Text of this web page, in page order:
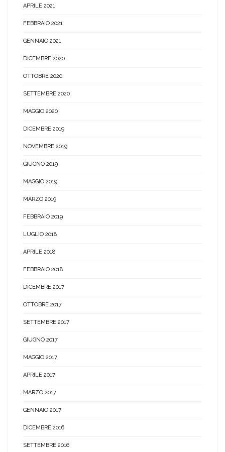
APRILE 2021
FEBBRAIO 2021
GENNAIO 2021
DICEMBRE 2020
OTTOBRE 2020
SETTEMBRE 2020
MAGGIO 2020
DICEMBRE 2019
NOVEMBRE 2019
GIUGNO 2019
MAGGIO 2019
MARZO 2019
FEBBRAIO 2019
LUGLIO 2018
APRILE 2018
FEBBRAIO 2018
DICEMBRE 2017
OTTOBRE 2017
SETTEMBRE 2017
GIUGNO 2017
MAGGIO 2017
APRILE 2017
MARZO 2017
GENNAIO 2017
DICEMBRE 2016
SETTEMBRE 2016